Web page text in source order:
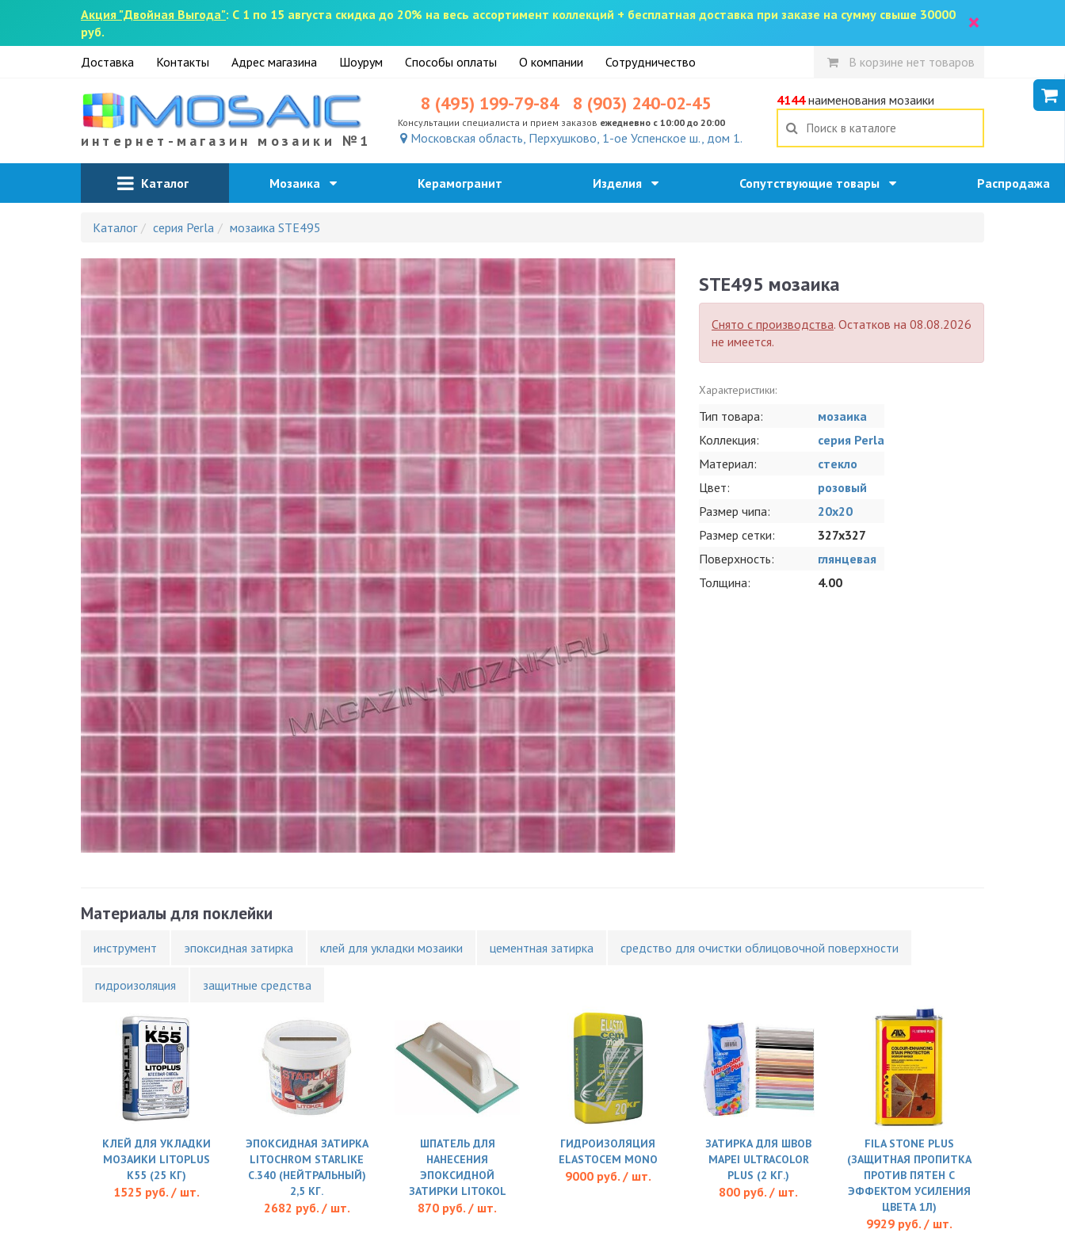
Акция "Двойная Выгода": С 1 по 15 августа скидка до 20% на весь ассортимент коллекций + бесплатная доставка при заказе на сумму свыше 30000
руб.
×
Доставка Контакты Адрес магазина Шоурум Способы оплаты О компании Сотрудничество В корзине нет товаров
интернет-магазин мозаики №1
8 (495) 199-79-84 8 (903) 240-02-45
Консультации специалиста и прием заказов ежедневно с 10:00 до 20:00
Московская область, Перхушково, 1-ое Успенское ш., дом 1.
4144наименования мозаики
Каталог Мозаика Керамогранит Изделия Сопутствующие товары Распродажа
Каталог серия Perla мозаика STE495
STE495 мозаика
Снято с производства. Остатков на 08.08.2026
не имеется.
Характеристики:
Тип товара:
мозаика
Коллекция:
серия Perla
Материал:
стекло
Цвет:
розовый
Размер чипа:
20x20
Размер сетки:
327x327
Поверхность:
глянцевая
Толщина:
4.00
Материалы для поклейки
инструмент эпоксидная затирка клей для укладки мозаики цементная затирка средство для очистки облицовочной поверхности
гидроизоляция защитные средства
КЛЕЙ ДЛЯ УКЛАДКИ
МОЗАИКИ LITOPLUS
K55 (25 КГ)
1525 руб. / шт.
ЭПОКСИДНАЯ ЗАТИРКА
LITOCHROM STARLIKE
C.340 (НЕЙТРАЛЬНЫЙ)
2,5 КГ.
2682 руб. / шт.
ШПАТЕЛЬ ДЛЯ
НАНЕСЕНИЯ
ЭПОКСИДНОЙ
ЗАТИРКИ LITOKOL
870 руб. / шт.
ГИДРОИЗОЛЯЦИЯ
ELASTOCEM MONO
9000 руб. / шт.
ЗАТИРКА ДЛЯ ШВОВ
MAPEI ULTRACOLOR
PLUS (2 КГ.)
800 руб. / шт.
FILA STONE PLUS
(ЗАЩИТНАЯ ПРОПИТКА
ПРОТИВ ПЯТЕН С
ЭФФЕКТОМ УСИЛЕНИЯ
ЦВЕТА 1Л)
9929 руб. / шт.